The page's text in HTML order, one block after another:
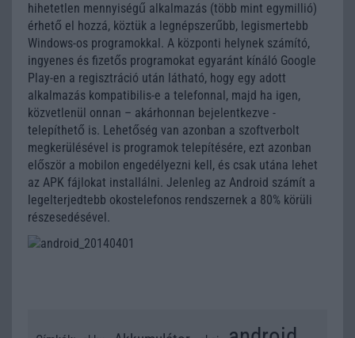
hihetetlen mennyiségű alkalmazás (több mint egymillió)
érhető el hozzá, köztük a legnépszerűbb, legismertebb
Windows-os programokkal. A központi helynek számító,
ingyenes és fizetős programokat egyaránt kínáló Google
Play-en a regisztráció után látható, hogy egy adott
alkalmazás kompatibilis-e a telefonnal, majd ha igen,
közvetlenül onnan – akárhonnan bejelentkezve -
telepíthető is. Lehetőség van azonban a szoftverbolt
megkerülésével is programok telepítésére, ezt azonban
először a mobilon engedélyezni kell, és csak utána lehet
az APK fájlokat installálni. Jelenleg az Android számít a
legelterjedtebb okostelefonos rendszernek a 80% körüli
részesedésével.